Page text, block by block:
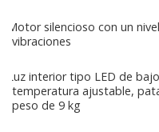
Motor silencioso con un
vibraciones
Luz interior tipo LED de
temperatura ajustable,
peso de 9 kg